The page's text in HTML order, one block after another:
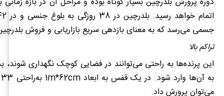
جسمی می‌رسد که به معنای بازدهی سریع بازاریابی و فروش
تراکم بالا
این پرنده‌ها به راحتی می‌توانند در فضایی کوچک نگهداری شوند،
به آن‌ها وارد شود. در یک قفس به ابعاد1m*62cm
می‌توان پرورش داد.